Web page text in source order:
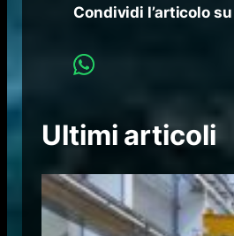
Condividi l’articolo
Ultimi articoli